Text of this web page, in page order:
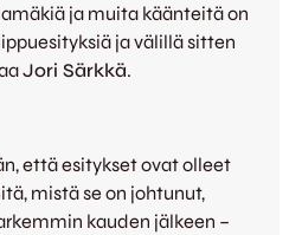
ja muita käänteitä on
ja välillä sitten
Jori Särkkä.
että esitykset ovat olleet
mistä se on johtunut,
kauden jälkeen –